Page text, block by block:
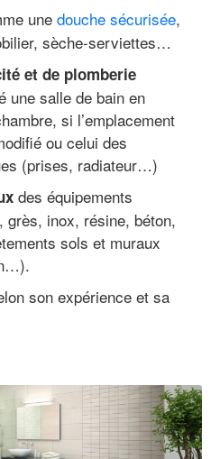
une douche sécurisée,
sèche-serviettes…
et de plomberie
une salle de bain en
si l’emplacement
ou celui des
(prises, radiateur…)
des équipements
grès, inox, résine, béton,
sols et muraux
son expérience et sa